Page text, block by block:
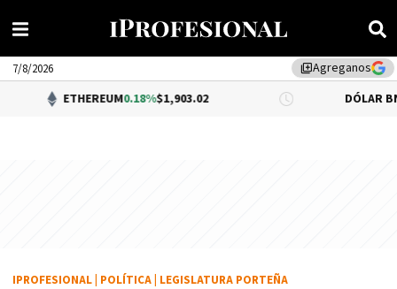
library_addAgreganos
7/8/2026
0.18%$1,903.02 DÓLAR BNA $1,520.00
IPROFESIONAL POLÍTICA LEGISLATURA PORTEÑA